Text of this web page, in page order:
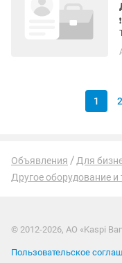
1 2
Объявления Для
Другое оборудование и
© 2012-2026, АО «Kaspi
Пользовательское